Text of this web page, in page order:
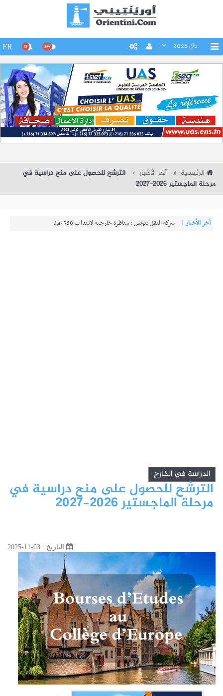
باك 2026 266
15
FR
الرئيسية آخر الأخبار
الترشح للحصول على منح دراسية في
مرحلة الماجستير 2026-2027
آخر الأخبار | شركة النقل بتونس : مناظرة خارجية لانتداب 580 عونا
الدراسة في الخارج
الترشح للحصول على منح دراسية في
مرحلة الماجستير 2026-2027
التاريخ : 03-11-2025